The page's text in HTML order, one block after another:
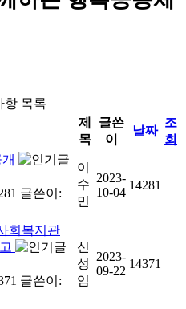
항 목록
제
목
글쓴
이
날짜
조
회
글쓴이:
이
수
민
2023-
10-04
14281
회복지관
글쓴이:
신
성
임
2023-
09-22
14371